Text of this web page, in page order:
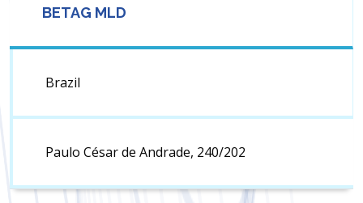
BETAG MLD
Brazil
Paulo César de Andrade, 240/202